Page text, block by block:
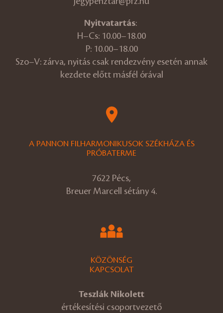
Nyitvatartás:
H–Cs: 10.00–18.00
P: 10.00–18.00
Szo–V: zárva, nyitás csak rendezvény esetén annak
kezdete előtt másfél órával
A PANNON FILHARMONIKUSOK SZÉKHÁZA ÉS
PRÓBATERME
7622 Pécs,
Breuer Marcell sétány 4.
KÖZÖNSÉG
KAPCSOLAT
Teszlák Nikolett
értékesítési csoportvezető